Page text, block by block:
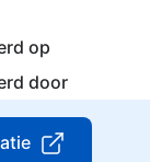
op
door